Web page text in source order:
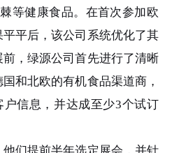
等健康食品。在首次参加欧
平后，该公司系统优化了其
，绿源公司首先进行了清晰
和北欧的有机食品渠道商，
信息，并达成至少3个试订